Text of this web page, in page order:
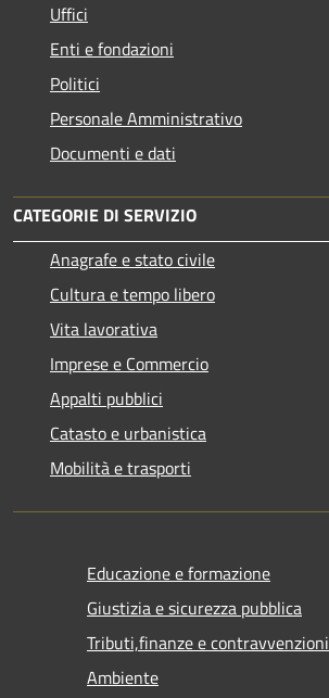
Uffici
Enti e fondazioni
Politici
Personale Amministrativo
Documenti e dati
CATEGORIE DI SERVIZIO
Anagrafe e stato civile
Cultura e tempo libero
Vita lavorativa
Imprese e Commercio
Appalti pubblici
Catasto e urbanistica
Mobilità e trasporti
Educazione e formazione
Giustizia e sicurezza pubblica
Tributi,finanze e contravvenzioni
Ambiente